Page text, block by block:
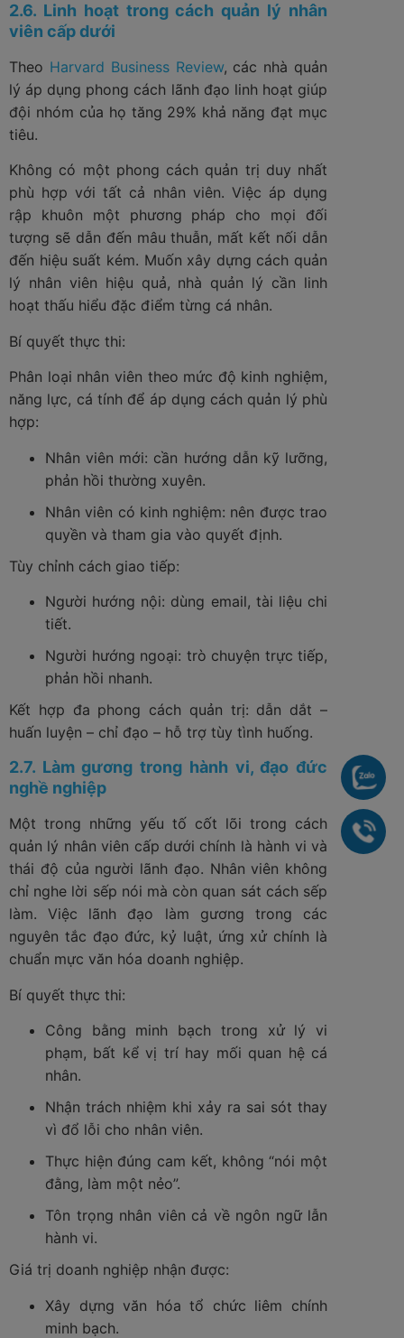
2.6. Linh hoạt trong cách quản lý nhân
viên cấp dưới
Theo Harvard Business Review, các nhà quản
lý áp dụng phong cách lãnh đạo linh hoạt giúp
đội nhóm của họ tăng 29% khả năng đạt mục
tiêu.
Không có một phong cách quản trị duy nhất
phù hợp với tất cả nhân viên. Việc áp dụng
rập khuôn một phương pháp cho mọi đối
tượng sẽ dẫn đến mâu thuẫn, mất kết nối dẫn
đến hiệu suất kém. Muốn xây dựng cách quản
lý nhân viên hiệu quả, nhà quản lý cần linh
hoạt thấu hiểu đặc điểm từng cá nhân.
Bí quyết thực thi:
Phân loại nhân viên theo mức độ kinh nghiệm,
năng lực, cá tính để áp dụng cách quản lý phù
hợp:
Nhân viên mới: cần hướng dẫn kỹ lưỡng,
phản hồi thường xuyên.
Nhân viên có kinh nghiệm: nên được trao
quyền và tham gia vào quyết định.
Tùy chỉnh cách giao tiếp:
Người hướng nội: dùng email, tài liệu chi
tiết.
Người hướng ngoại: trò chuyện trực tiếp,
phản hồi nhanh.
Kết hợp đa phong cách quản trị: dẫn dắt –
huấn luyện – chỉ đạo – hỗ trợ tùy tình huống.
2.7. Làm gương trong hành vi, đạo đức
nghề nghiệp
Một trong những yếu tố cốt lõi trong cách
quản lý nhân viên cấp dưới chính là hành vi và
thái độ của người lãnh đạo. Nhân viên không
chỉ nghe lời sếp nói mà còn quan sát cách sếp
làm. Việc lãnh đạo làm gương trong các
nguyên tắc đạo đức, kỷ luật, ứng xử chính là
chuẩn mực văn hóa doanh nghiệp.
Bí quyết thực thi:
Công bằng minh bạch trong xử lý vi
phạm, bất kể vị trí hay mối quan hệ cá
nhân.
Nhận trách nhiệm khi xảy ra sai sót thay
vì đổ lỗi cho nhân viên.
Thực hiện đúng cam kết, không “nói một
đằng, làm một nẻo”.
Tôn trọng nhân viên cả về ngôn ngữ lẫn
hành vi.
Giá trị doanh nghiệp nhận được:
Xây dựng văn hóa tổ chức liêm chính
minh bạch.